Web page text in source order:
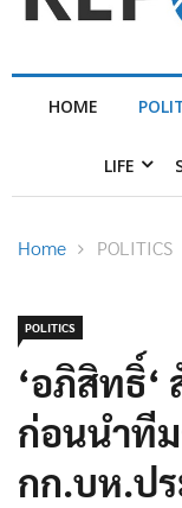
HOME
LIFE
Home POLITICS
POLITICS
‘อภิสิทธิ์
ก่อนนำที
กก.บห.ป